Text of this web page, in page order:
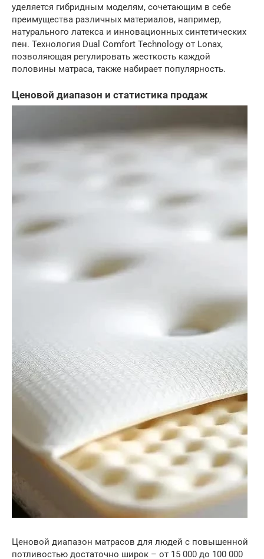
уделяется гибридным моделям, сочетающим в себе
преимущества различных материалов, например,
натурального латекса и инновационных синтетических
пен. Технология Dual Comfort Technology от Lonax,
позволяющая регулировать жесткость каждой
половины матраса, также набирает популярность.
Ценовой диапазон и статистика продаж
Ценовой диапазон матрасов для людей с повышенной
потливостью достаточно широк – от 15 000 до 100 000